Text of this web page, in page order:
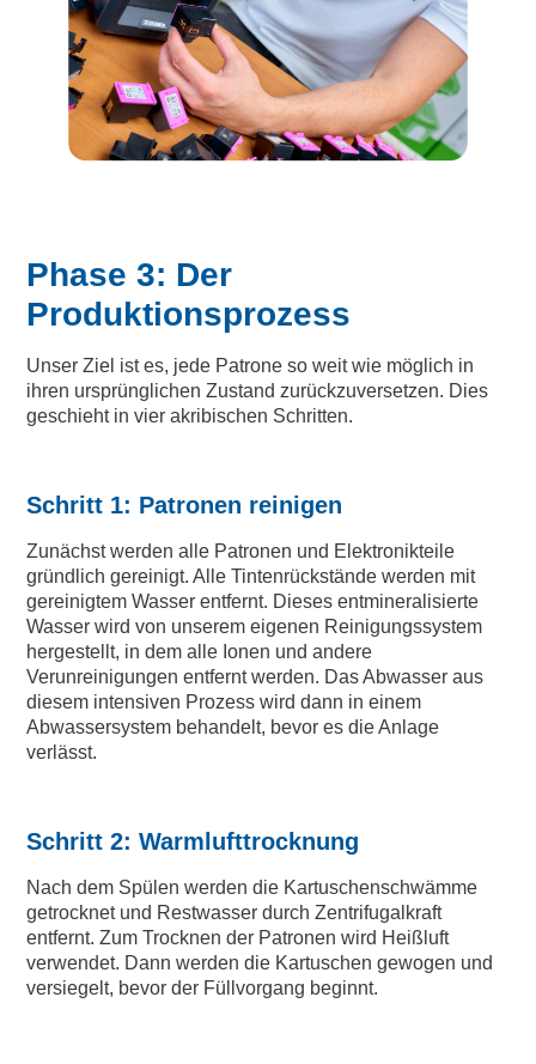
Phase 3: Der
Produktionsprozess
Unser Ziel ist es, jede Patrone so weit wie möglich in
ihren ursprünglichen Zustand zurückzuversetzen. Dies
geschieht in vier akribischen Schritten.
Schritt 1: Patronen reinigen
Zunächst werden alle Patronen und Elektronikteile
gründlich gereinigt. Alle Tintenrückstände werden mit
gereinigtem Wasser entfernt. Dieses entmineralisierte
Wasser wird von unserem eigenen Reinigungssystem
hergestellt, in dem alle Ionen und andere
Verunreinigungen entfernt werden. Das Abwasser aus
diesem intensiven Prozess wird dann in einem
Abwassersystem behandelt, bevor es die Anlage
verlässt.
Schritt 2: Warmlufttrocknung
Nach dem Spülen werden die Kartuschenschwämme
getrocknet und Restwasser durch Zentrifugalkraft
entfernt. Zum Trocknen der Patronen wird Heißluft
verwendet. Dann werden die Kartuschen gewogen und
versiegelt, bevor der Füllvorgang beginnt.